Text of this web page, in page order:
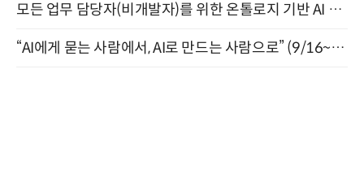
모든 업무 담당자(비개발자)를 위한 온톨로지 기반 AI 지식체계 설계 1-day 워크숍 8월 20일 개최
“AI에게 묻는 사람에서, AI로 만드는 사람으로” (9/16~17)